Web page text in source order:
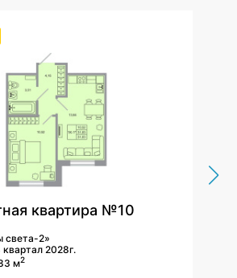
квартира №10
света-2»
квартал 2028г.
м2